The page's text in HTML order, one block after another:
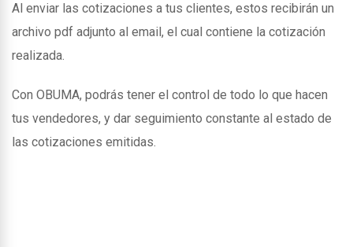
Al enviar las cotizaciones a tus clientes, estos recibirán un
archivo pdf adjunto al email, el cual contiene la cotización
realizada.
Con OBUMA, podrás tener el control de todo lo que hacen
tus vendedores, y dar seguimiento constante al estado de
las cotizaciones emitidas.